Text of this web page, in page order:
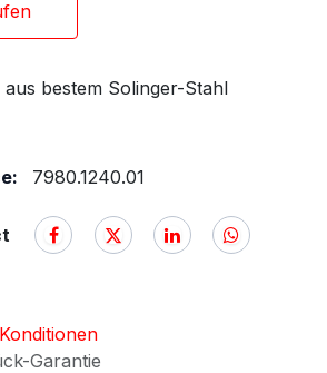
bestem Solinger-Stahl
7980.1240.01
Garantie